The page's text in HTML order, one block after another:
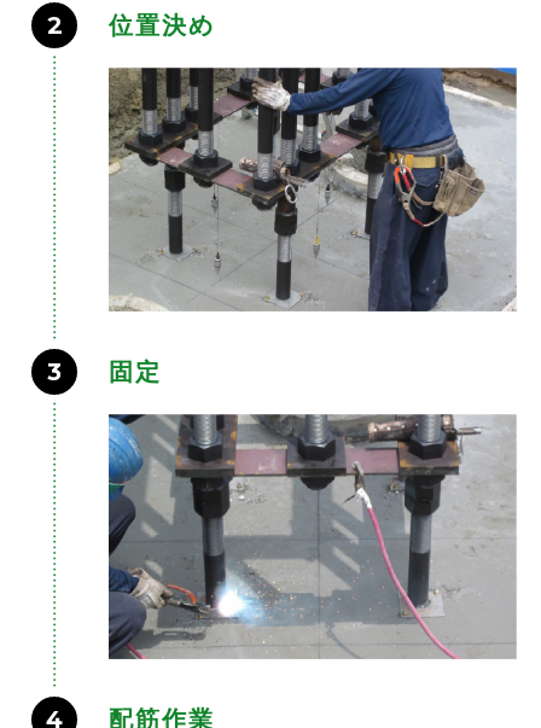
2 位置決め
3 固定
4 配筋作業